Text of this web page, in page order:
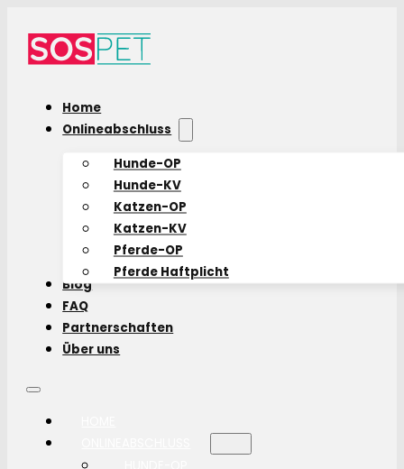
Home
Onlineabschluss
Hunde-OP
Hunde-KV
Katzen-OP
Katzen-KV
Pferde-OP
Pferde Haftplicht
Blog
FAQ
Partnerschaften
Über uns